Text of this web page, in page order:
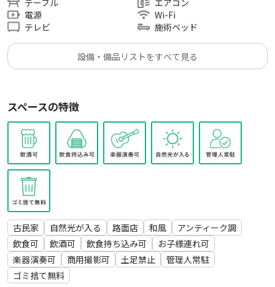
ができる和みのスペースとなっております。
全館Wi-Fi完備のため、リモートワークや会議にもおすすめ。
（エアコンは2か所にございます。）
撮影やイベント開催、ワークショップなど、お気軽になんでも
ご相談ください◎
テーブル
電源
テレビ
エアコン
Wi-Fi
施術ベッド
設備・備品リストをすべて見る
スペースの特徴
古民家 自然光が入る 路面店 和風
アンティーク調
飲食可
飲酒可 飲食持ち込み可
お子様連れ可
楽器演奏可
商用撮影可 土足禁止
管理人常駐
ゴミ捨て無料